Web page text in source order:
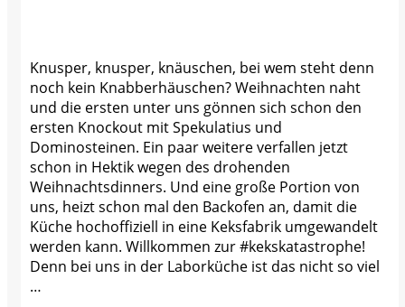
Knusper, knusper, knäuschen, bei wem steht denn
noch kein Knabberhäuschen? Weihnachten naht
und die ersten unter uns gönnen sich schon den
ersten Knockout mit Spekulatius und
Dominosteinen. Ein paar weitere verfallen jetzt
schon in Hektik wegen des drohenden
Weihnachtsdinners. Und eine große Portion von
uns, heizt schon mal den Backofen an, damit die
Küche hochoffiziell in eine Keksfabrik umgewandelt
werden kann. Willkommen zur #kekskatastrophe!
Denn bei uns in der Laborküche ist das nicht so viel
…